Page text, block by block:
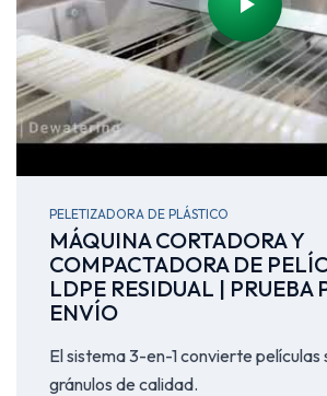
PELETIZADORA DE PLÁSTICO
MÁQUINA CORTADORA Y
COMPACTADORA DE
LDPE RESIDUAL | PRUEBA
ENVÍO
El sistema 3-en-1 convierte películas
gránulos de calidad.